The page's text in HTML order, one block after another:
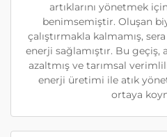
artıklarını yönetmek
benimsemiştir. Oluşan
çalıştırmakla kalmamış,
enerji sağlamıştır. Bu
azaltmış ve tarımsal
enerji üretimi ile atık
ortaya